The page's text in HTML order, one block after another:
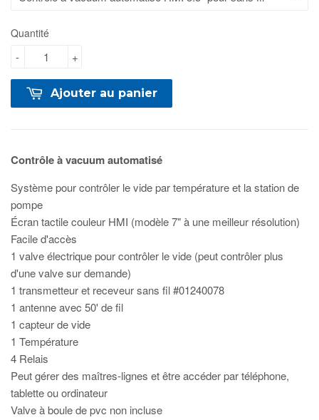
Quantité
+
-
Ajouter au panier
Contrôle à vacuum automatisé
Système pour contrôler le vide par température et la station de
pompe
Écran tactile couleur HMI (modèle 7" à une meilleur résolution)
Facile d'accès
1 valve électrique pour contrôler le vide (peut contrôler plus
d'une valve sur demande)
1 transmetteur et receveur sans fil #01240078
1 antenne avec 50' de fil
1 capteur de vide
1 Température
4 Relais
Peut gérer des maîtres-lignes et être accéder par téléphone,
tablette ou ordinateur
Valve à boule de pvc non incluse